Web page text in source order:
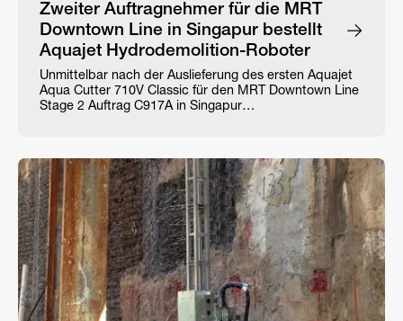
Zweiter Auftragnehmer für die MRT
Downtown Line in Singapur bestellt
Aquajet Hydrodemolition-Roboter
Unmittelbar nach der Auslieferung des ersten Aquajet
Aqua Cutter 710V Classic für den MRT Downtown Line
Stage 2 Auftrag C917A in Singapur…